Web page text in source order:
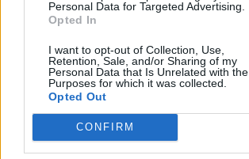
Personal Data for Targeted Advertising.
Opted In
I want to opt-out of Collection, Use,
Retention, Sale, and/or Sharing of my
Personal Data that Is Unrelated with the
Purposes for which it was collected.
Opted Out
CONFIRM
EVENTI